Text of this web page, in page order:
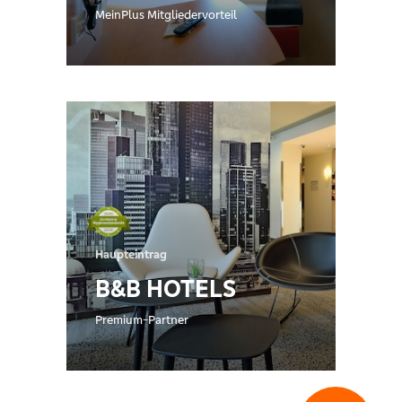
MeinPlus Mitgliedervorteil
Haupteintrag
B&B HOTELS
Premium-Partner